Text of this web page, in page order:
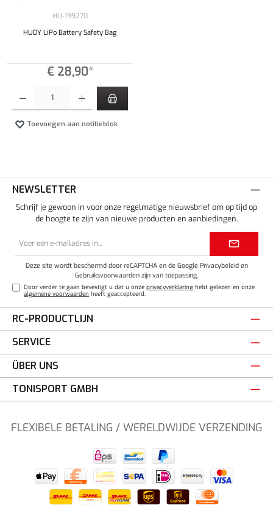
HU-199270
HUDY LiPo Battery Safety Bag
€ 28,90*
Toevoegen aan notitieblok
NEWSLETTER
Schrijf je gewoon in voor onze regelmatige nieuwsbrief om op tijd op
de hoogte te zijn van nieuwe producten en aanbiedingen.
Deze site wordt beschermd door reCAPTCHA en de Google Privacybeleiden
Gebruiksvoorwaarden zijn van toepassing.
Door verder te gaan bevestigt u dat u onzeprivacyverklaring hebt gelezen en onze
algemene voorwaarden heeft geaccepteerd.
RC-PRODUCTLIJN
SERVICE
ÜBER UNS
TONISPORT GMBH
FLEXIBELE BETALING / WERELDWIJDE VERZENDING